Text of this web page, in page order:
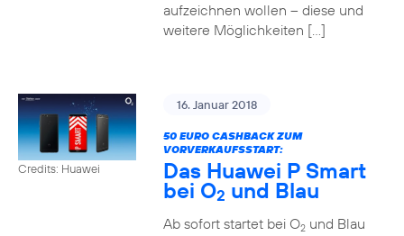
aufzeichnen wollen – diese und
weitere Möglichkeiten […]
Credits: Huawei
16. Januar 2018
50 EURO CASHBACK ZUM
VORVERKAUFSSTART:
Das Huawei P Smart
bei O2 und Blau
Ab sofort startet bei O2und Blau